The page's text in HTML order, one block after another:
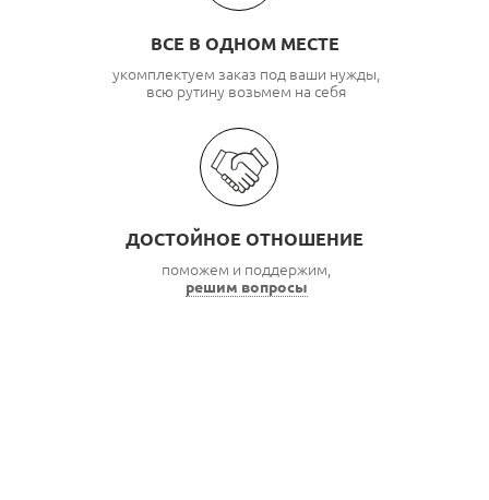
ВСЕ В ОДНОМ МЕСТЕ
укомплектуем заказ под ваши нужды,
всю рутину возьмем на себя
ДОСТОЙНОЕ ОТНОШЕНИЕ
поможем и поддержим,
решим вопросы